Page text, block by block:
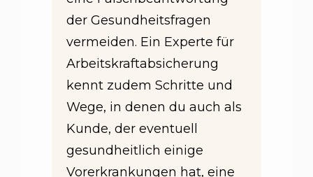
der Gesundheitsfragen
vermeiden. Ein Experte für
Arbeitskraftabsicherung
kennt zudem Schritte und
Wege, in denen du auch als
Kunde, der eventuell
gesundheitlich einige
Vorerkrankungen hat, eine